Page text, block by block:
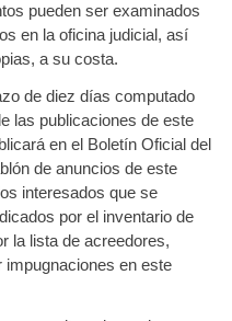
pueden ser examinados
en la oficina judicial, así
a su costa.
de diez días computado
las publicaciones de este
en el Boletín Oficial del
de anuncios de este
interesados que se
por el inventario de
la lista de acreedores,
impugnaciones en este